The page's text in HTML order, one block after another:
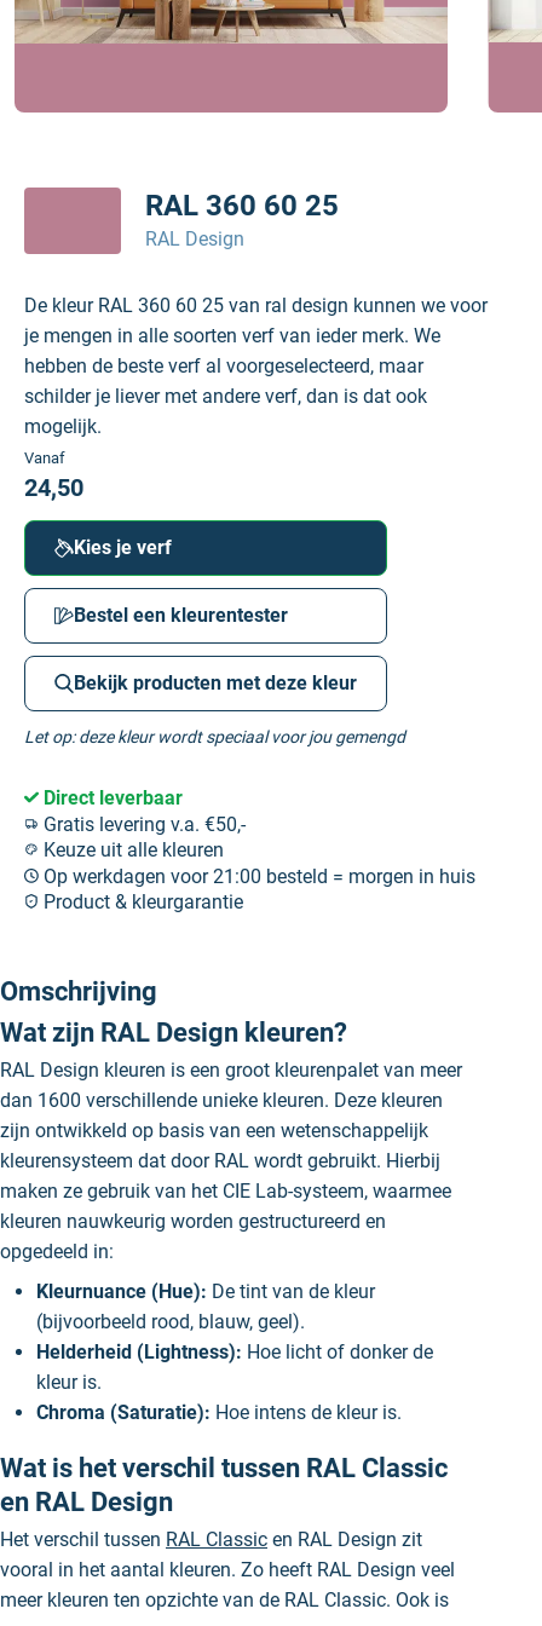
RAL 360 60 25
RAL Design
De kleur RAL 360 60 25 van ral design kunnen we voor
je mengen in alle soorten verf van ieder merk. We
hebben de beste verf al voorgeselecteerd, maar
schilder je liever met andere verf, dan is dat ook
mogelijk.
Vanaf
24,50
Kies je verf
Bestel een kleurentester
Bekijk producten met deze kleur
Let op: deze kleur wordt speciaal voor jou gemengd
Direct leverbaar
Gratis levering v.a. €50,-
Keuze uit alle kleuren
Op werkdagen voor 21:00 besteld = morgen in huis
Product & kleurgarantie
Omschrijving
Wat zijn RAL Design kleuren?
RAL Design kleuren is een groot kleurenpalet van meer
dan 1600 verschillende unieke kleuren. Deze kleuren
zijn ontwikkeld op basis van een wetenschappelijk
kleurensysteem dat door RAL wordt gebruikt. Hierbij
maken ze gebruik van het CIE Lab-systeem, waarmee
kleuren nauwkeurig worden gestructureerd en
opgedeeld in:
Kleurnuance (Hue): De tint van de kleur
(bijvoorbeeld rood, blauw, geel).
Helderheid (Lightness): Hoe licht of donker de
kleur is.
Chroma (Saturatie): Hoe intens de kleur is.
Wat is het verschil tussen RAL Classic
en RAL Design
Het verschil tussen RAL Classic en RAL Design zit
vooral in het aantal kleuren. Zo heeft RAL Design veel
meer kleuren ten opzichte van de RAL Classic. Ook is